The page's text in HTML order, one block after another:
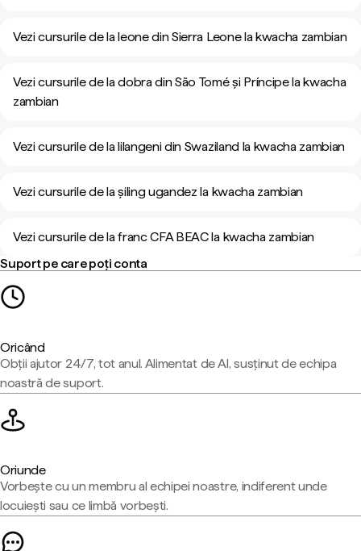
Vezi cursurile de la leone din Sierra Leone la kwacha zambian
Vezi cursurile de la dobra din São Tomé și Príncipe la kwacha
zambian
Vezi cursurile de la lilangeni din Swaziland la kwacha zambian
Vezi cursurile de la șiling ugandez la kwacha zambian
Vezi cursurile de la franc CFA BEAC la kwacha zambian
Suport pe care poți conta
Oricând
Obții ajutor 24/7, tot anul. Alimentat de AI, susținut de echipa
noastră de suport.
Oriunde
Vorbește cu un membru al echipei noastre, indiferent unde
locuiești sau ce limbă vorbești.